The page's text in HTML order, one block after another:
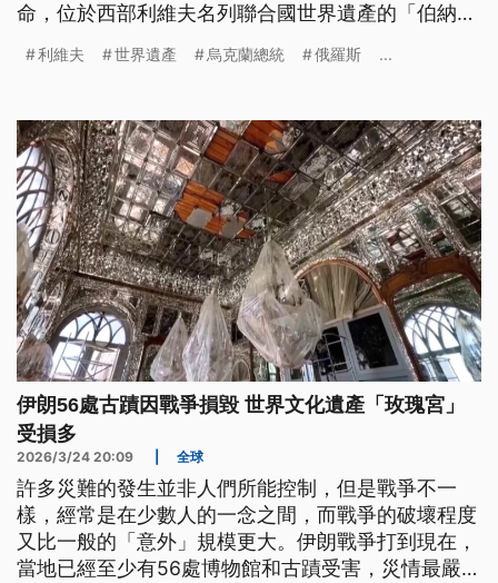
命，位於西部利維夫名列聯合國世界遺產的「伯納丁
襲，俄國更罕見選在白天攻擊遠離前線的西部城市。
蘭總統澤倫斯基批評俄國根本無意停戰。
利維夫 世界遺產 烏克蘭總統 俄羅斯 ...
伊朗56處古蹟因戰爭損毀 世界文化遺產「玫瑰宮」
受損多
2026/3/24 20:09 全球
許多災難的發生並非人們所能控制，但是戰爭不一
樣，經常是在少數人的一念之間，而戰爭的破壞程度
又比一般的「意外」規模更大。伊朗戰爭打到現在，
當地已經至少有56處博物館和古蹟受害，災情最嚴重